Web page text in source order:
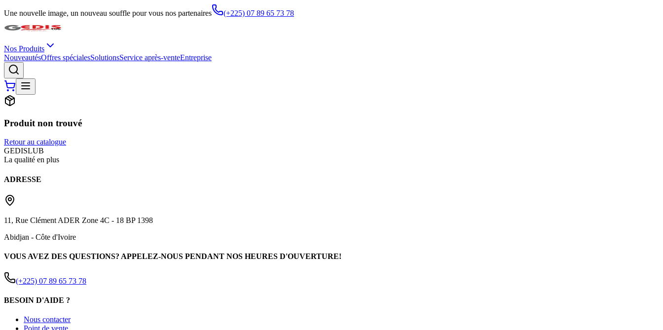
Une nouvelle image, un nouveau souffle pour vous nos partenaires (+225) 07 89 65 73 78
Nos Produits
NouveautésOffres spécialesSolutionsService après-venteEntreprise
Produit non trouvé
Retour au catalogue
GEDISLUB
La qualité en plus
ADRESSE
11, Rue Clément ADER Zone 4C - 18 BP 1398
Abidjan - Côte d'Ivoire
VOUS AVEZ DES QUESTIONS? APPELEZ-NOUS PENDANT NOS HEURES D'OUVERTURE!
(+225) 07 89 65 73 78
BESOIN D'AIDE ?
Nous contacter
Point de vente